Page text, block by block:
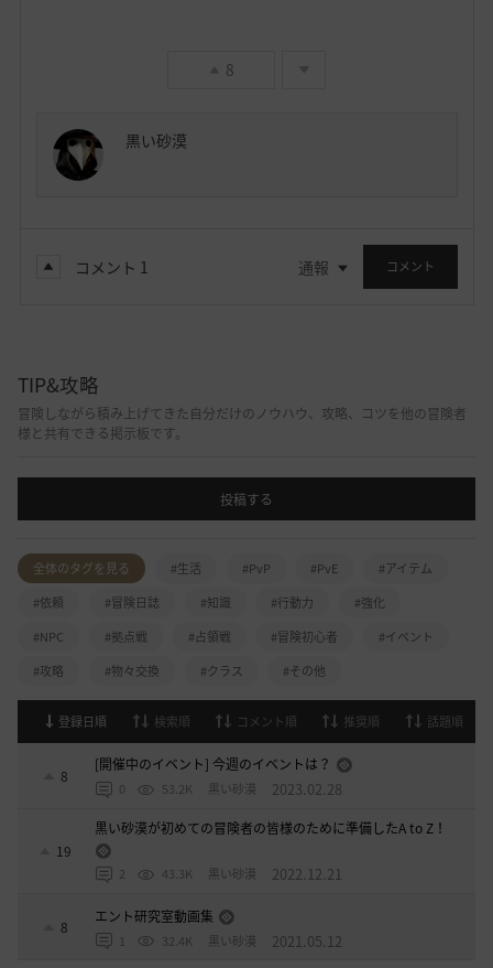
8
黒い砂漠
コメント 1 通報 コメント
TIP&攻略
冒険しながら積み上げてきた自分だけのノウハウ、攻略、コツを他の冒険者
様と共有できる掲示板です。
投稿する
全体のタグを見る #生活 #PvP #PvE
#アイテム
#依頼
#冒険日誌 #知識 #行動力
#強化
#NPC
#拠点戦 #占領戦 #冒険初心者
#イベント
#攻略
#物々交換 #クラス #その他
登録日順 検索順 コメント順 推奨順 話題順
8
[開催中のイベント] 今週のイベントは？
0 53.2K 黒い砂漠 2023.02.28
19
黒い砂漠が初めての冒険者の皆様のために準備したA to Z！
2 43.3K 黒い砂漠 2022.12.21
8
エント研究室動画集
1 32.4K 黒い砂漠 2021.05.12